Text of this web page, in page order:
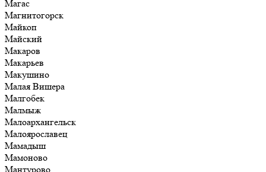
Магас
Магнитогорск
Майкоп
Майский
Макаров
Макарьев
Макушино
Малая Вишера
Малгобек
Малмыж
Малоархангельск
Малоярославец
Мамадыш
Мамоново
Мантурово